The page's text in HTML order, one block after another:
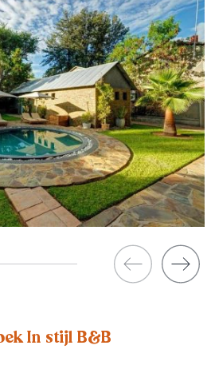
In stijl B&B